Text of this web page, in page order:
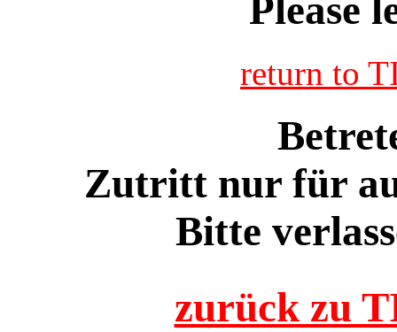
Please
return to
Zutritt nur für
Bitte
zurück zu